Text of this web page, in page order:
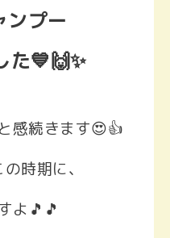
ンプー
た💙🙌✨
感続きます😍👍
時期に、
よ🎵🎵